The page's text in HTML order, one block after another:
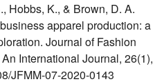
Hobbs, K., & Brown, D. A.
apparel production: a
Journal of Fashion
International Journal, 26(1),
JFMM-07-2020-0143